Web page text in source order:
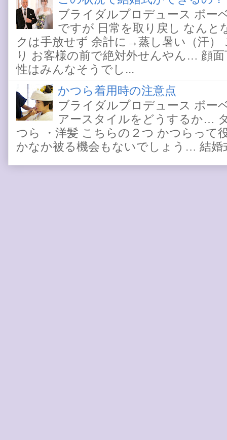
ブライダルプロデュース ボー
ですが 日常を取り戻し なんと
クは手放せず 余計に→蒸し暑い（汗
り お客様の前で絶対外せんやん… 顔
性はみんなそうでし...
かつら着用時の注意点
ブライダルプロデュース ボー
アースタイルをどうするか…
つら ・洋髪 こちらの２つ かつらって
かなか被る機会もないでしょう… 結婚